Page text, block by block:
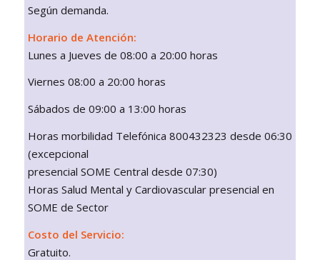
Según demanda.
Horario de Atención:
Lunes a Jueves de 08:00 a 20:00 horas
Viernes 08:00 a 20:00 horas
Sábados de 09:00 a 13:00 horas
Horas morbilidad Telefónica 800432323 desde 06:30
(excepcional
presencial SOME Central desde 07:30)
Horas Salud Mental y Cardiovascular presencial en
SOME de Sector
Costo del Servicio:
Gratuito.